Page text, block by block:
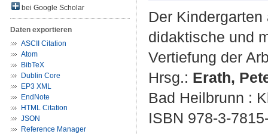
bei Google Scholar
Daten exportieren
ASCII Citation
Atom
BibTeX
Dublin Core
EP3 XML
EndNote
HTML Citation
JSON
Reference Manager
Der
didaktische und
Vertiefung der
Hrsg.: Erath,
Bad Heilbrunn :
ISBN 978-3-